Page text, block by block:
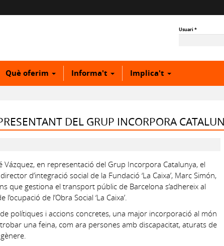
Usuari*
Què oferim Informa't Implica't
DEL GRUP INCORPORA
Vázquez, en representació del Grup Incorpora Catalunya, el
d’integració social de la Fundació ‘La Caixa’, Marc Simón,
que gestiona el transport públic de Barcelona s’adhereix al
de l’Obra Social ‘La Caixa’.
polítiques i accions concretes, una major incorporació al món
una feina, com ara persones amb discapacitat, aturats de